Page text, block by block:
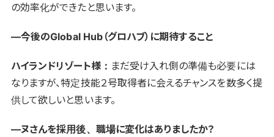
の効率化ができたと思います。
―今後のGlobal Hub（グロハブ）に期待すること
ハイランドリゾート様： まだ受け入れ側の準備も必要には
なりますが、特定技能２号取得者に会えるチャンスを数多く提
供して欲しいと思います。
―ヌさんを採用後、職場に変化はありましたか？